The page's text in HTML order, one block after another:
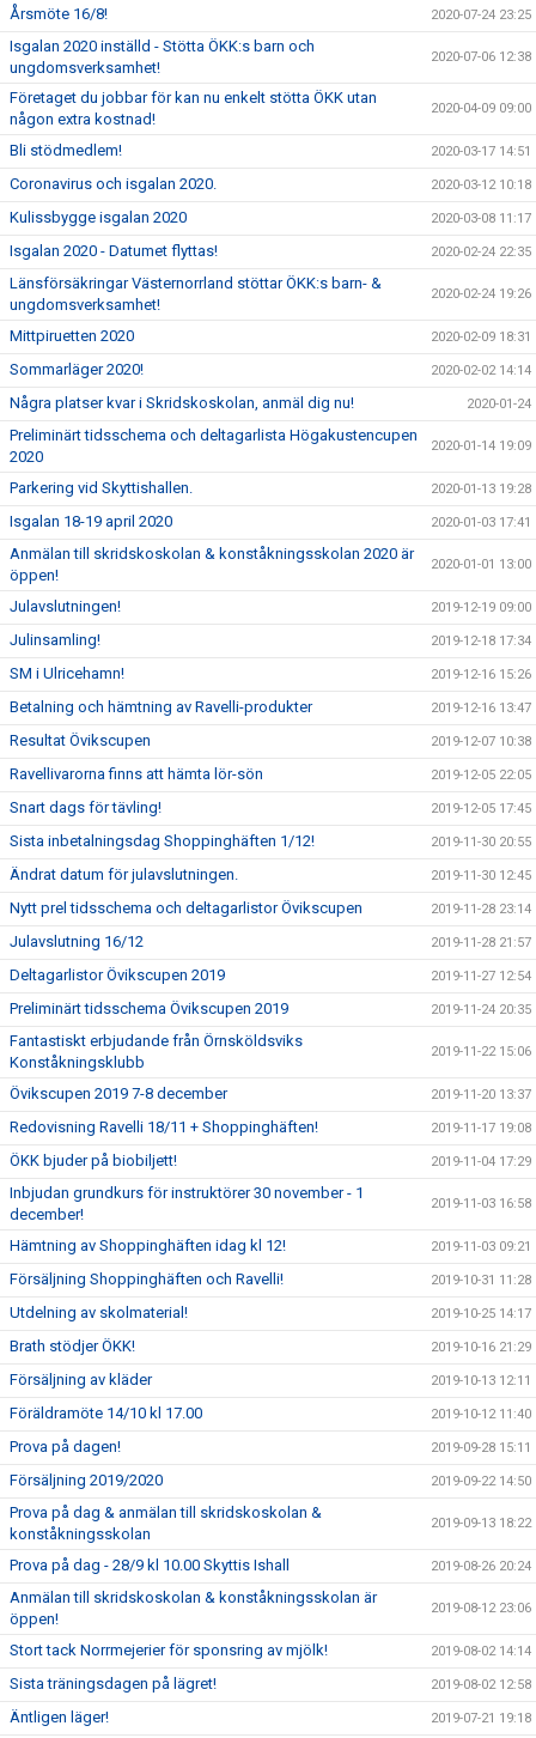
Årsmöte 16/8! 2020-07-24 23:25
Isgalan 2020 inställd - Stötta ÖKK:s barn och
ungdomsverksamhet!
2020-07-06 12:38
Företaget du jobbar för kan nu enkelt stötta ÖKK utan
någon extra kostnad!
2020-04-09 09:00
Bli stödmedlem! 2020-03-17 14:51
Coronavirus och isgalan 2020. 2020-03-12 10:18
Kulissbygge isgalan 2020 2020-03-08 11:17
Isgalan 2020 - Datumet flyttas! 2020-02-24 22:35
Länsförsäkringar Västernorrland stöttar ÖKK:s barn- &
ungdomsverksamhet!
2020-02-24 19:26
Mittpiruetten 2020 2020-02-09 18:31
Sommarläger 2020! 2020-02-02 14:14
Några platser kvar i Skridskoskolan, anmäl dig nu! 2020-01-24
Preliminärt tidsschema och deltagarlista Högakustencupen
2020
2020-01-14 19:09
Parkering vid Skyttishallen. 2020-01-13 19:28
Isgalan 18-19 april 2020 2020-01-03 17:41
Anmälan till skridskoskolan & konståkningsskolan 2020 är
öppen!
2020-01-01 13:00
Julavslutningen! 2019-12-19 09:00
Julinsamling! 2019-12-18 17:34
SM i Ulricehamn! 2019-12-16 15:26
Betalning och hämtning av Ravelli-produkter 2019-12-16 13:47
Resultat Övikscupen 2019-12-07 10:38
Ravellivarorna finns att hämta lör-sön 2019-12-05 22:05
Snart dags för tävling! 2019-12-05 17:45
Sista inbetalningsdag Shoppinghäften 1/12! 2019-11-30 20:55
Ändrat datum för julavslutningen. 2019-11-30 12:45
Nytt prel tidsschema och deltagarlistor Övikscupen 2019-11-28 23:14
Julavslutning 16/12 2019-11-28 21:57
Deltagarlistor Övikscupen 2019 2019-11-27 12:54
Preliminärt tidsschema Övikscupen 2019 2019-11-24 20:35
Fantastiskt erbjudande från Örnsköldsviks
Konståkningsklubb
2019-11-22 15:06
Övikscupen 2019 7-8 december 2019-11-20 13:37
Redovisning Ravelli 18/11 + Shoppinghäften! 2019-11-17 19:08
ÖKK bjuder på biobiljett! 2019-11-04 17:29
Inbjudan grundkurs för instruktörer 30 november - 1
december!
2019-11-03 16:58
Hämtning av Shoppinghäften idag kl 12! 2019-11-03 09:21
Försäljning Shoppinghäften och Ravelli! 2019-10-31 11:28
Utdelning av skolmaterial! 2019-10-25 14:17
Brath stödjer ÖKK! 2019-10-16 21:29
Försäljning av kläder 2019-10-13 12:11
Föräldramöte 14/10 kl 17.00 2019-10-12 11:40
Prova på dagen! 2019-09-28 15:11
Försäljning 2019/2020 2019-09-22 14:50
Prova på dag & anmälan till skridskoskolan &
konståkningsskolan
2019-09-13 18:22
Prova på dag - 28/9 kl 10.00 Skyttis Ishall 2019-08-26 20:24
Anmälan till skridskoskolan & konståkningsskolan är
öppen!
2019-08-12 23:06
Stort tack Norrmejerier för sponsring av mjölk! 2019-08-02 14:14
Sista träningsdagen på lägret! 2019-08-02 12:58
Äntligen läger! 2019-07-21 19:18